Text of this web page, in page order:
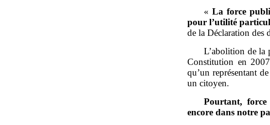
«La force
pour l’utilité
de la Déclaration des
L’abolition de la
Constitution en
qu’un représentant
un citoyen.
Pourtant, force
encore dans notre